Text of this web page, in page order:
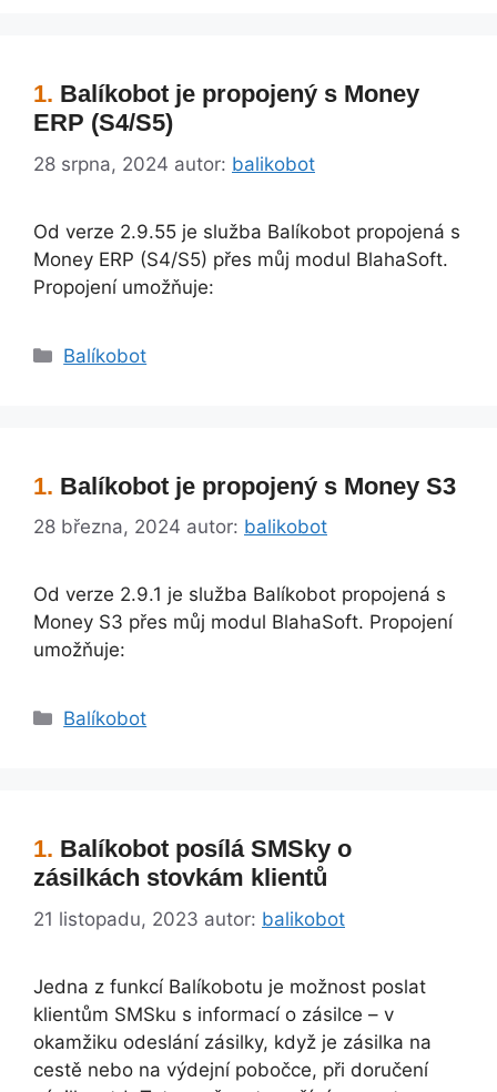
Balíkobot je propojený s Money
ERP (S4/S5)
28 srpna, 2024 autor: balikobot
Od verze 2.9.55 je služba Balíkobot propojená s
Money ERP (S4/S5) přes můj modul BlahaSoft.
Propojení umožňuje:
Rubriky
Balíkobot
Balíkobot je propojený s Money S3
28 března, 2024 autor: balikobot
Od verze 2.9.1 je služba Balíkobot propojená s
Money S3 přes můj modul BlahaSoft. Propojení
umožňuje:
Rubriky
Balíkobot
Balíkobot posílá SMSky o
zásilkách stovkám klientů
21 listopadu, 2023 autor: balikobot
Jedna z funkcí Balíkobotu je možnost poslat
klientům SMSku s informací o zásilce – v
okamžiku odeslání zásilky, když je zásilka na
cestě nebo na výdejní pobočce, při doručení